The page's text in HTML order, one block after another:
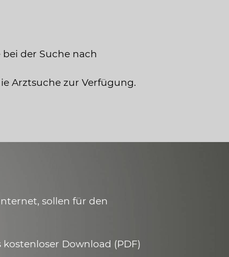
der Suche nach
Arztsuche zur Verfügung.
sollen für den
Download (PDF)